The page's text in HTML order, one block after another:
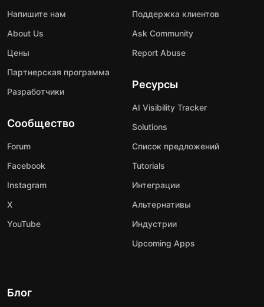
Напишите нам
About Us
Цены
Партнерская программа
Разработчики
Сообщество
Forum
Facebook
Instagram
X
YouTube
Поддержка клиентов
Ask Community
Report Abuse
Ресурсы
AI Visibility Tracker
Solutions
Список предложений
Tutorials
Интеграции
Альтернативы
Индустрии
Upcoming Apps
Блог